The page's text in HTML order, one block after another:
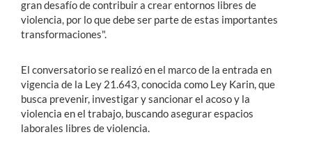
gran desafío de contribuir a crear entornos libres de
violencia, por lo que debe ser parte de estas importantes
transformaciones".
El conversatorio se realizó en el marco de la entrada en
vigencia de la Ley 21.643, conocida como Ley Karin, que
busca prevenir, investigar y sancionar el acoso y la
violencia en el trabajo, buscando asegurar espacios
laborales libres de violencia.